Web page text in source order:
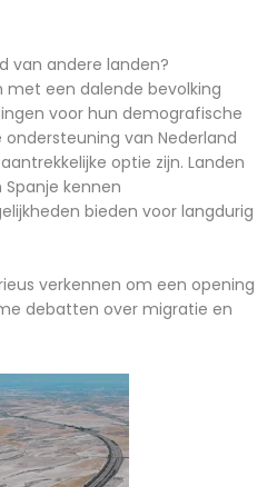
van andere landen?
met een dalende bevolking
voor hun demografische
van Nederland
optie zijn. Landen
Spanje kennen
bieden voor langdurig
verkennen om een opening
debatten over migratie en